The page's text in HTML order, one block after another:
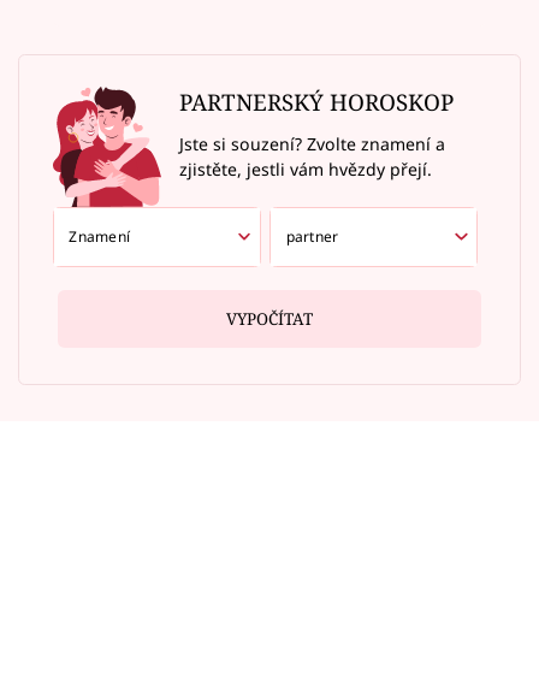
PARTNERSKÝ HOROSKOP
Jste si souzení? Zvolte znamení a
zjistěte, jestli vám hvězdy přejí.
VYPOČÍTAT